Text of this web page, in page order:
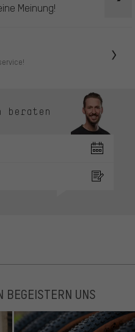
Meinung!
beraten
BEGEISTERN UNS